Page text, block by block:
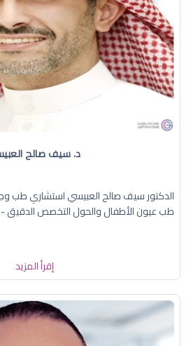
د. سيف صالح
الدكتور سيف صالح العبيسي استشاري طب
طب عيون الأطفال والحول التخصص الدقيق
إقرأ المزيد